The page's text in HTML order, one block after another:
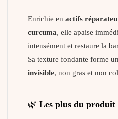
Enrichie en actifs
curcuma, elle apaise
intensément et restaure la
Sa texture fondante forme un
invisible, non gras et non
🌿 Les plus du produit